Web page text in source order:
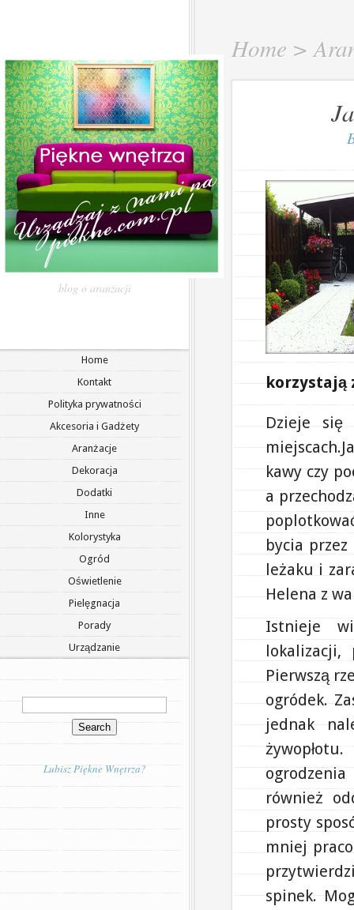
blog o aranżacji
Home
Kontakt
Polityka prywatności
Akcesoria i Gadżety
Aranżacje
Dekoracja
Dodatki
Inne
Kolorystyka
Ogród
Oświetlenie
Pielęgnacja
Porady
Urządzanie
Lubisz Piękne Wnętrza?
Home >
korzystają
Dzieje
kawy czy
a
bycia
leżaku i
Helena z
Istnieje
lokalizacji,
Pierwszą
ogródek.
jednak
również
prosty
mniej
spinek.